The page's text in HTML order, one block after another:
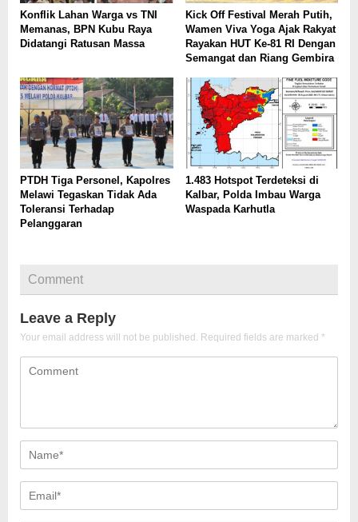
Konflik Lahan Warga vs TNI
Memanas, BPN Kubu Raya
Didatangi Ratusan Massa
Kick Off Festival Merah Putih,
Wamen Viva Yoga Ajak Rakyat
Rayakan HUT Ke-81 RI Dengan
Semangat dan Riang Gembira
PTDH Tiga Personel, Kapolres
Melawi Tegaskan Tidak Ada
Toleransi Terhadap
Pelanggaran
1.483 Hotspot Terdeteksi di
Kalbar, Polda Imbau Warga
Waspada Karhutla
Comment
Leave a Reply
Your email address will not be published. Required fields are marked *